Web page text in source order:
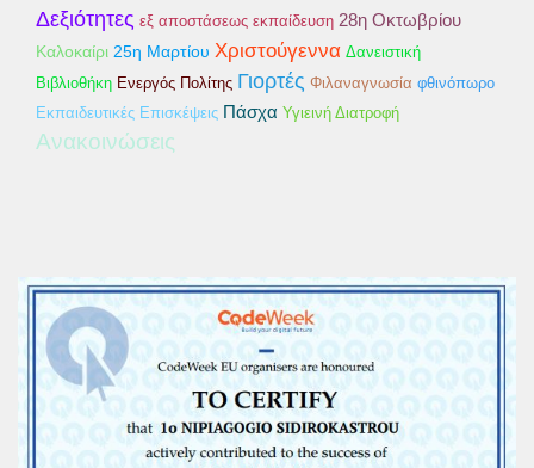
Δεξιότητες εξ αποστάσεως εκπαίδευση 28η Οκτωβρίου
Καλοκαίρι 25η Μαρτίου Χριστούγεννα Δανειστική
Βιβλιοθήκη Ενεργός Πολίτης Γιορτές Φιλαναγνωσία φθινόπωρο
Εκπαιδευτικές Επισκέψεις Πάσχα Υγιεινή Διατροφή
Ανακοινώσεις